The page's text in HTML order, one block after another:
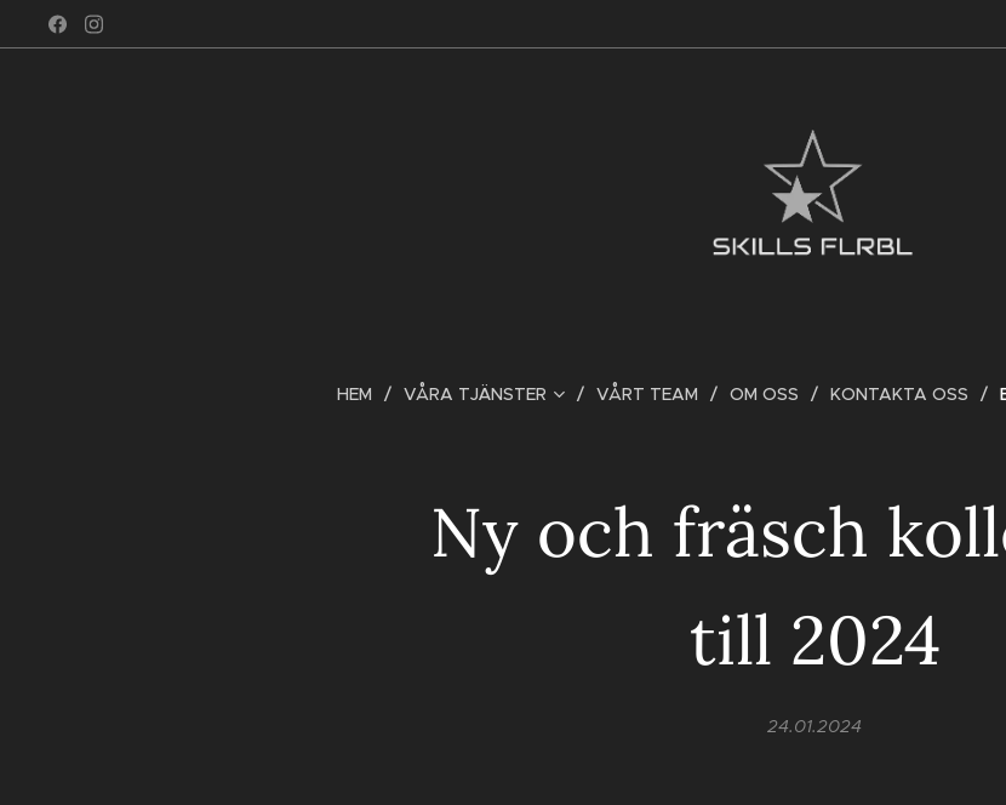
HEM VÅRA TJÄNSTER VÅRT TEAM OM OSS KONTAKTA OSS
Ny och fräsch
till 2024
24.01.2024